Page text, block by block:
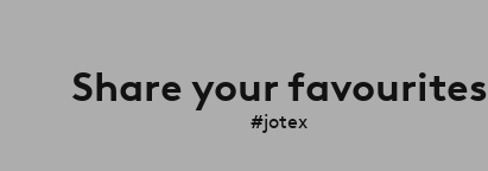
Share your favourites
#jotex